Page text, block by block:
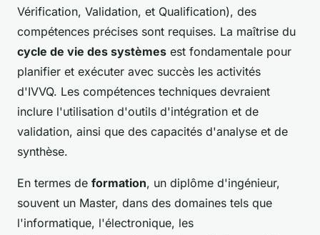
Vérification, Validation, et Qualification), des
compétences précises sont requises. La maîtrise du
cycle de vie des systèmes est fondamentale pour
planifier et exécuter avec succès les activités
d'IVVQ. Les compétences techniques devraient
inclure l'utilisation d'outils d'intégration et de
validation, ainsi que des capacités d'analyse et de
synthèse.
En termes de formation, un diplôme d'ingénieur,
souvent un Master, dans des domaines tels que
l'informatique, l'électronique, les